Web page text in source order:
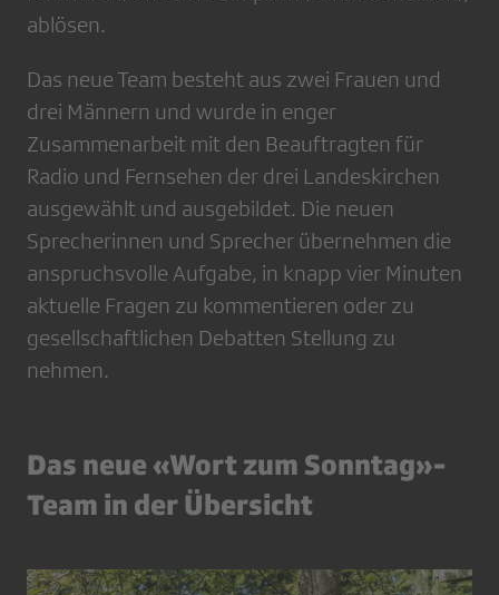
ablösen.
Das neue Team besteht aus zwei Frauen und
drei Männern und wurde in enger
Zusammenarbeit mit den Beauftragten für
Radio und Fernsehen der drei Landeskirchen
ausgewählt und ausgebildet. Die neuen
Sprecherinnen und Sprecher übernehmen die
anspruchsvolle Aufgabe, in knapp vier Minuten
aktuelle Fragen zu kommentieren oder zu
gesellschaftlichen Debatten Stellung zu
nehmen.
Das neue «Wort zum Sonntag»-
Team in der Übersicht